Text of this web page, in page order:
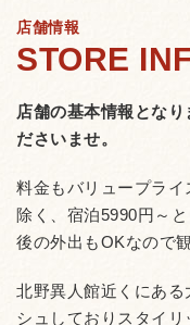
店舗情報
店舗の基本情報となり
ださいませ。
料金もバリュープラ
除く、宿泊5990円～
後の外出もOKなので
北野異人館近くにあ
シュしておりスタイ